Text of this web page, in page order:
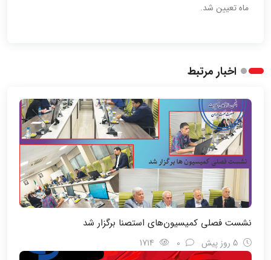
ماه تعیین شد.
اخبار مرتبط
نشست فصلی کمیسیون‌های استصنا برگزار شد